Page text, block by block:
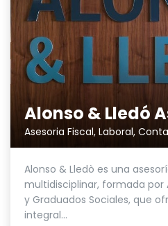
Alonso & Lledó
Alonso & Lledò es una
multidisciplinar, formada por
y Graduados Sociales, que
integral...